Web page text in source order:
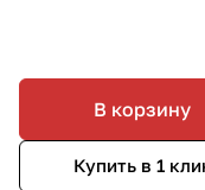
В корзину
Купить в 1